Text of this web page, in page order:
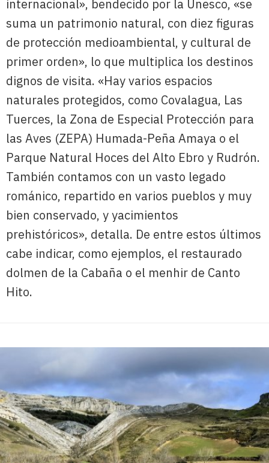
internacional», bendecido por la Unesco, «se
suma un patrimonio natural, con diez figuras
de protección medioambiental, y cultural de
primer orden», lo que multiplica los destinos
dignos de visita. «Hay varios espacios
naturales protegidos, como Covalagua, Las
Tuerces, la Zona de Especial Protección para
las Aves (ZEPA) Humada-Peña Amaya o el
Parque Natural Hoces del Alto Ebro y Rudrón.
También contamos con un vasto legado
románico, repartido en varios pueblos y muy
bien conservado, y yacimientos
prehistóricos», detalla. De entre estos últimos
cabe indicar, como ejemplos, el restaurado
dolmen de la Cabaña o el menhir de Canto
Hito.